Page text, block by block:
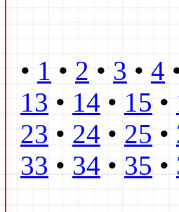
• 1 • 2 • 3 • 4
13 • 14 • 15 •
23 • 24 • 25 •
33 • 34 • 35 •